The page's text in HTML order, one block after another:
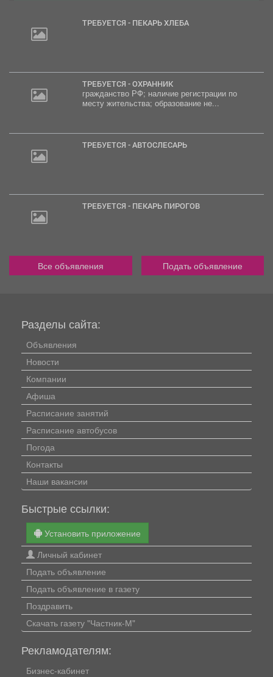
ТРЕБУЕТСЯ - ПЕКАРЬ ХЛЕБА
ТРЕБУЕТСЯ - ОХРАННИК
гражданство РФ; наличие регистрации по
месту жительства; образование не...
ТРЕБУЕТСЯ - АВТОСЛЕСАРЬ
ТРЕБУЕТСЯ - ПЕКАРЬ ПИРОГОВ
Все объявления Подать объявление
Разделы сайта:
Объявления
Новости
Компании
Афиша
Расписание занятий
Расписание автобусов
Погода
Контакты
Наши вакансии
Быстрые ссылки:
Установить приложение
Личный кабинет
Подать объявление
Подать объявление в газету
Поздравить
Скачать газету "Частник-М"
Рекламодателям:
Бизнес-кабинет